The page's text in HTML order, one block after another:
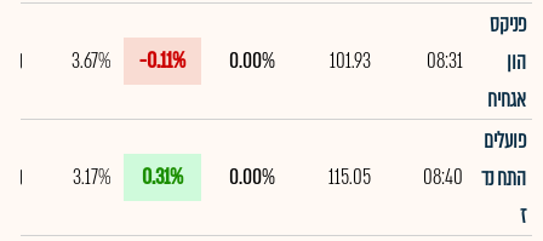
פניקס
הון
אגחיח
08:31
101.93
0.00%
-0.11%
3.67%
פועלים
התח נד
ז
08:40
115.05
0.00%
0.31%
3.17%